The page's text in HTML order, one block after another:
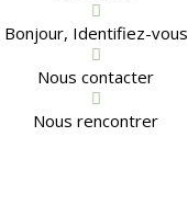
Bonjour, Identifiez-vous
Nous contacter
Nous rencontrer